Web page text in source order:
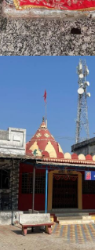
Back To Home